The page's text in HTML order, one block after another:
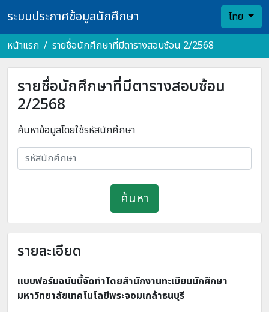
ระบบประกาศข้อมูลนักศึกษา
ไทย
หน้าแรก
รายชื่อนักศึกษาที่มีตารางสอบซ้อน 2/2568
รายชื่อนักศึกษาที่มีตารางสอบซ้อน
2/2568
ค้นหาข้อมูลโดยใช้รหัสนักศึกษา
ค้นหา
รายละเอียด
แบบฟอร์มฉบับนี้จัดทำโดยสำนักงานทะเบียนนักศึกษา
มหาวิทยาลัยเทคโนโลยีพระจอมเกล้าธนบุรี